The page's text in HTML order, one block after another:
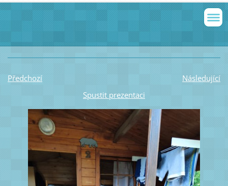
Předchozí
Následující
Spustit prezentaci